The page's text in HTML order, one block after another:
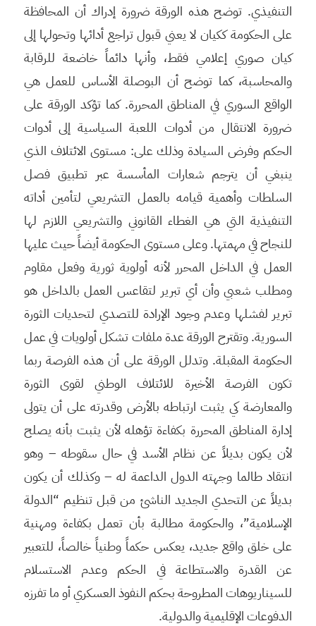
التنفيذي. توضح هذه الورقة ضرورة إدراك أن المحافظة
على الحكومة ككيان لا يعني قبول تراجع أدائها وتحولها إلى
كيان صوري إعلامي فقط، وأنها دائماً خاضعة للرقابة
والمحاسبة، كما توضح أن البوصلة الأساس للعمل هي
الواقع السوري في المناطق المحررة. كما تؤكد الورقة على
ضرورة الانتقال من أدوات اللعبة السياسية إلى أدوات
الحكم وفرض السيادة وذلك على: مستوى الائتلاف الذي
ينبغي أن يترجم شعارات المأسسة عبر تطبيق فصل
السلطات وأهمية قيامه بالعمل التشريعي لتأمين أداته
التنفيذية التي هي الغطاء القانوني والتشريعي اللازم لها
للنجاح في مهمتها. وعلى مستوى الحكومة أيضاً حيث عليها
العمل في الداخل المحرر لأنه أولوية ثورية وفعل مقاوم
ومطلب شعبي وأن أي تبرير لتقاعس العمل بالداخل هو
تبرير لفشلها وعدم وجود الإرادة للتصدي لتحديات الثورة
السورية. وتقترح الورقة عدة ملفات تشكل أولويات في عمل
الحكومة المقبلة. وتدلل الورقة على أن هذه الفرصة ربما
تكون الفرصة الأخيرة للائتلاف الوطني لقوى الثورة
والمعارضة كي يثبت ارتباطه بالأرض وقدرته على أن يتولى
إدارة المناطق المحررة بكفاءة تؤهله لأن يثبت بأنه يصلح
لأن يكون بديلاً عن نظام الأسد في حال سقوطه – وهو
انتقاد طالما وجهته الدول الداعمة له – وكذلك أن يكون
بديلاً عن التحدي الجديد الناشئ من قبل تنظيم “الدولة
الإسلامية”، والحكومة مطالبة بأن تعمل بكفاءة ومهنية
على خلق واقع جديد، يعكس حكماً وطنياً خالصاً، للتعبير
عن القدرة والاستطاعة في الحكم وعدم الاستسلام
للسيناريوهات المطروحة بحكم النفوذ العسكري أو ما تفرزه
الدفوعات الإقليمية والدولية.